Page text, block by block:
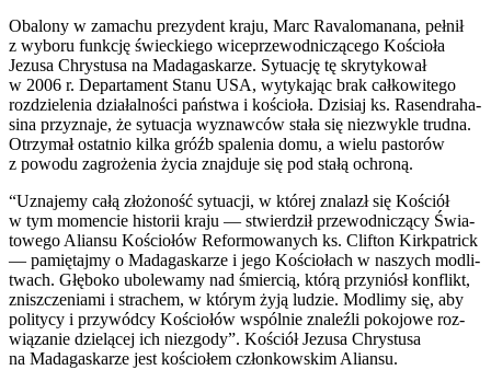
Oba­lo­ny w zama­chu pre­zy­dent kra­ju, Marc Rava­lo­ma­na­na, peł­nił
z wybo­ru funk­cję świec­kie­go wice­prze­wod­ni­czą­ce­go Kościo­ła
Jezu­sa Chry­stu­sa na Mada­ga­ska­rze. Sytu­ację tę skry­ty­ko­wał
w 2006 r. Depar­ta­ment Sta­nu USA, wyty­ka­jąc brak cał­ko­wi­te­go
roz­dzie­le­nia dzia­łal­no­ści pań­stwa i kościo­ła. Dzi­siaj ks. Rasen­dra­ha­
si­na przy­zna­je, że sytu­acja wyznaw­ców sta­ła się nie­zwy­kle trud­na.
Otrzy­mał ostat­nio kil­ka gróźb spa­le­nia domu, a wie­lu pasto­rów
z powo­du zagro­że­nia życia znaj­du­je się pod sta­łą ochro­ną.
“Uzna­je­my całą zło­żo­ność sytu­acji, w któ­rej zna­lazł się Kościół
w tym momen­cie histo­rii kra­ju — stwier­dził prze­wod­ni­czą­cy Świa­
to­we­go Alian­su Kościo­łów Refor­mo­wa­nych ks. Cli­fton Kirk­pa­trick
— pamię­taj­my o Mada­ga­ska­rze i jego Kościo­łach w naszych modli­
twach. Głę­bo­ko ubo­le­wa­my nad śmier­cią, któ­rą przy­niósł kon­flikt,
znisz­cze­nia­mi i stra­chem, w któ­rym żyją ludzie. Modli­my się, aby
poli­ty­cy i przy­wód­cy Kościo­łów wspól­nie zna­leź­li poko­jo­we roz­
wią­za­nie dzie­lą­cej ich nie­zgo­dy”. Kościół Jezu­sa Chry­stu­sa
na Mada­ga­ska­rze jest kościo­łem człon­kow­skim Alian­su.